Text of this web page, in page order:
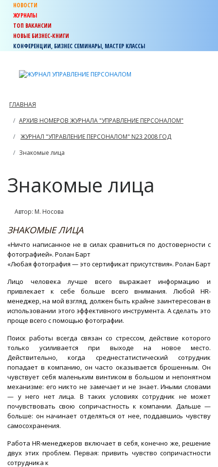
НОВОСТИ
ЖУРНАЛЫ
ТОП ВАКАНСИИ
НОВЫЕ БИЗНЕС-КНИГИ
КОНФЕРЕНЦИИ, БИЗНЕС СЕМИНАРЫ, МАСТЕР КЛАССЫ
ГЛАВНАЯ
АРХИВ НОМЕРОВ ЖУРНАЛА "УПРАВЛЕНИЕ ПЕРСОНАЛОМ"
ЖУРНАЛ "УПРАВЛЕНИЕ ПЕРСОНАЛОМ" N23 2008 ГОД
Знакомые лица
Знакомые лица
Автор: М. Носова
ЗНАКОМЫЕ ЛИЦА
«Ничто написанное не в силах сравниться по достоверности с
фотографией». Ролан Барт
«Любая фотография — это сертификат присутствия». Ролан Барт
Лицо человека лучше всего выражает информацию и
привлекает к себе больше всего внимания. Любой HR-
менеджер, на мой взгляд, должен быть крайне заинтересован в
использовании этого эффективного инструмента. А сделать это
проще всего с помощью фотографии.
Поиск работы всегда связан со стрессом, действие которого
только усиливается при выходе на новое место.
Действительно, когда среднестатистический сотрудник
попадает в компанию, он часто оказывается брошенным. Он
чувствует себя маленьким винтиком в большом и непонятном
механизме: его никто не замечает и не знает. Иными словами
— у него нет лица. В таких условиях сотрудник не может
почувствовать свою сопричастность к компании. Дальше —
больше: он начинает отделяться от нее, поддавшись чувству
самосохранения.
Работа HR-менеджеров включает в себя, конечно же, решение
двух этих проблем. Первая: привить чувство сопричастности
сотрудника к